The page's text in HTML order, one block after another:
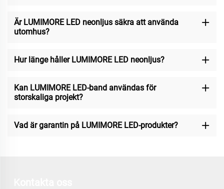
Är LUMIMORE LED neonljus säkra att använda
utomhus?
Hur länge håller LUMIMORE LED neonljus?
Kan LUMIMORE LED-band användas för
storskaliga projekt?
Vad är garantin på LUMIMORE LED-produkter?